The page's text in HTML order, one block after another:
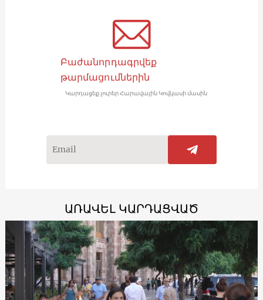
Բաժանորդագրվեք
թարմացումներին
Կարդացեք լուրեր Հարավային Կովկասի մասին
ԱՌԱՎԵԼ ԿԱՐԴԱՑՎԱԾ